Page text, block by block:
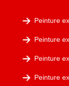
Peinture
Peinture
Peinture
Peinture